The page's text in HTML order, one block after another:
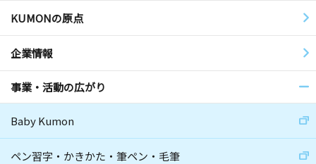
KUMONの原点
企業情報
事業・活動の広がり
Baby Kumon
ペン習字・かきかた・筆ペン・毛筆